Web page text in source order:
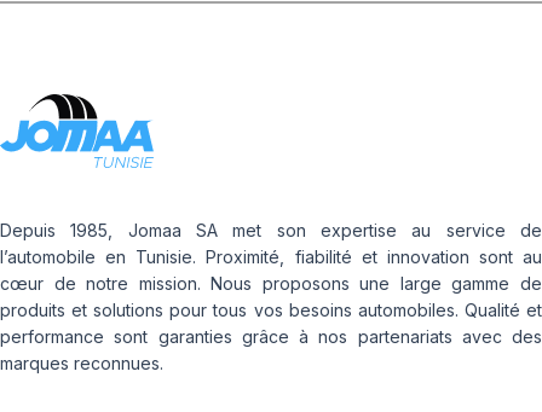
Depuis 1985, Jomaa SA met son expertise au service de
l’automobile en Tunisie. Proximité, fiabilité et innovation sont au
cœur de notre mission. Nous proposons une large gamme de
produits et solutions pour tous vos besoins automobiles. Qualité et
performance sont garanties grâce à nos partenariats avec des
marques reconnues.